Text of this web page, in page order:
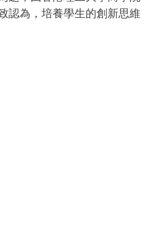
認為，培養學生的創新思維